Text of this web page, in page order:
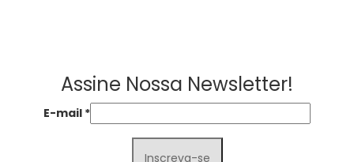
Assine Nossa Newsletter!
E-mail *